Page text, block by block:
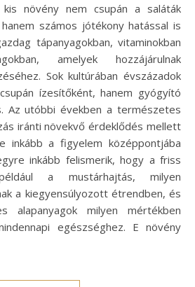
növény nem csupán a saláták
számos jótékony hatással is
tápanyagokban, vitaminokban
amelyek hozzájárulnak
Sok kultúrában évszázadok
ízesítőként, hanem gyógyító
Az utóbbi években a természetes
iránti növekvő érdeklődés mellett
inkább a figyelem középpontjába
inkább felismerik, hogy a friss
a mustárhajtás, milyen
a kiegyensúlyozott étrendben, és
alapanyagok milyen mértékben
egészséghez. E növény